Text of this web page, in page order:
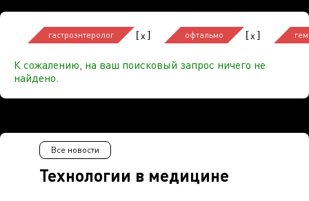
гастроэнтеролог [x] офтальмо [x]
К сожалению, на ваш поисковый запрос ничего не
найдено.
Технологии в медицине
Все новости